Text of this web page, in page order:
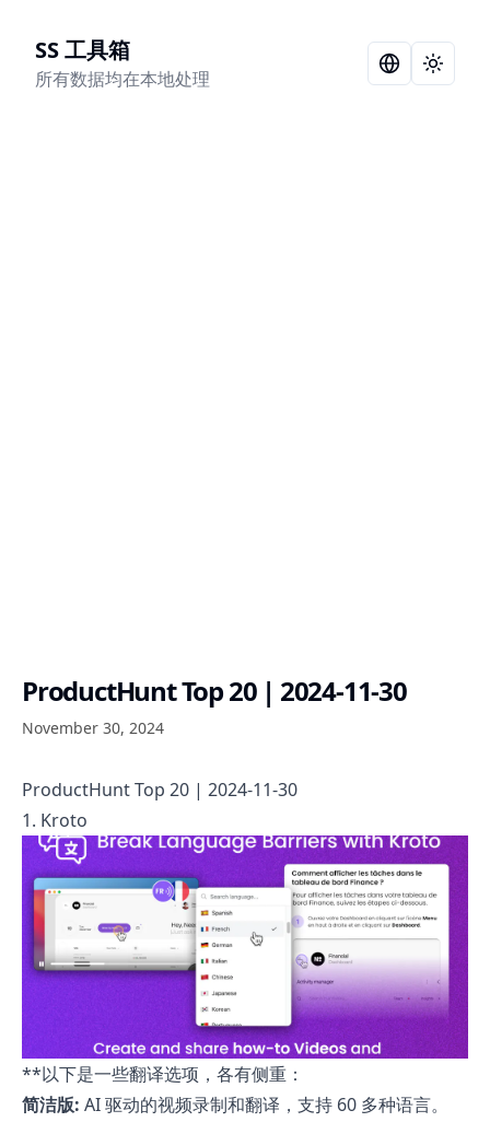
SS 工具箱
所有数据均在本地处理 Language
Toggle
ProductHunt Top 20 | 2024-11-30
November 30, 2024
ProductHunt Top 20 | 2024-11-30
1. Kroto
**以下是一些翻译选项，各有侧重：
简洁版: AI 驱动的视频录制和翻译，支持 60 多种语言。